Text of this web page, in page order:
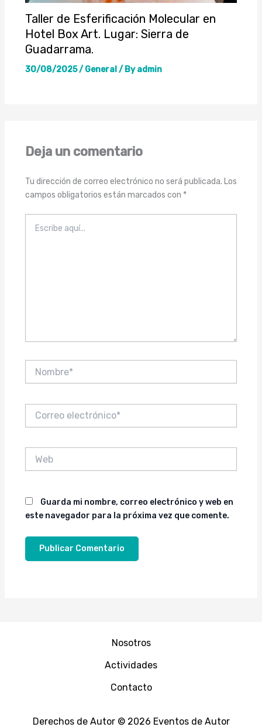
Taller de Esferificación Molecular en
Hotel Box Art. Lugar: Sierra de
Guadarrama.
30/08/2025/ General/ Byadmin
Deja un comentario
Tu dirección de correo electrónico no será publicada. Los
campos obligatorios están marcados con *
aquí...
electrónico*
Guarda mi nombre, correo electrónico y web en
este navegador para la próxima vez que comente.
Nosotros
Actividades
Contacto
Derechos de Autor © 2026 Eventos de Autor